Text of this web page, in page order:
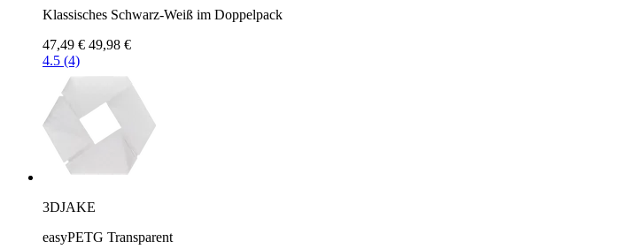
Klassisches Schwarz-Weiß im Doppelpack
47,49 € 49,98 €
4.5 (4)
3DJAKE
easyPETG Transparent